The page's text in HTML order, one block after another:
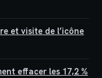
et visite de l’icône
effacer les 17,2 %